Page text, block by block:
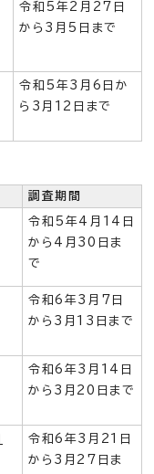
令和5年2月27日
から3月5日まで
令和5年3月6日か
ら3月12日まで
調査期間
令和5年4月14日
から4月30日ま
で
令和6年3月7日
から3月13日まで
令和6年3月14日
から3月20日まで
令和6年3月21日
から3月27日ま